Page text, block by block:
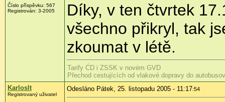
Číslo příspěvku: 567
Registrován: 3-2005
Díky, v ten čtvrtek
všechno přikryl, tak
zkoumat v létě.
Tarify ĆD i ZSSK v novém GVD
Přechod cestujících od vlakové dopravy do
Karloslt
Registrovaný uživatel
Odesláno Pátek, 25. listopadu 2005 - 11:17:54